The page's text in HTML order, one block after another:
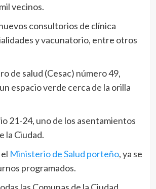
vecinos.
consultorios de clínica
y vacunatorio, entre otros
de salud (Cesac) número 49,
espacio verde cerca de la orilla
21-24, uno de los asentamientos
la Ciudad.
Ministerio de Salud porteño, ya se
programados.